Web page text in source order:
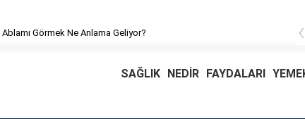
Ablamı Görmek Ne Anlama Geliyor? ‹
SAĞLIK NEDİR FAYDALARI